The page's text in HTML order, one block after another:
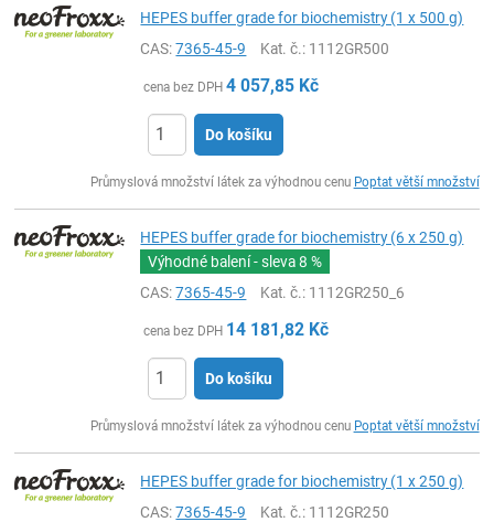
HEPES buffer grade for biochemistry (1 x 500 g)
CAS:7365-45-9 Kat. č.: 1112GR500
cena bez DPH 4 057,85 Kč
Do košíku
Průmyslová množství látek za výhodnou cenu Poptat větší množství
HEPES buffer grade for biochemistry (6 x 250 g)
Výhodné balení - sleva8 %
CAS:7365-45-9 Kat. č.: 1112GR250_6
cena bez DPH 14 181,82 Kč
Do košíku
Průmyslová množství látek za výhodnou cenu Poptat větší množství
HEPES buffer grade for biochemistry (1 x 250 g)
CAS:7365-45-9 Kat. č.: 1112GR250